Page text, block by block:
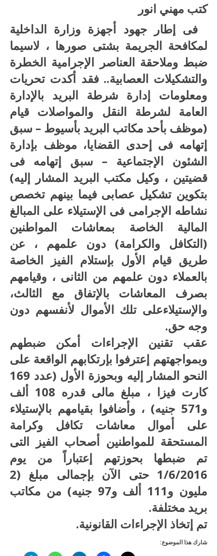
تخصص
نشاطه
فى
سرقة
أموال
أصحاب
معاشات
مغلقة
كتب مهني انور
فى إطار جهود أجهزة وزارة الداخلية
لمكافحة الجريمة بشتى صورها ، لاسيما
ضبط وملاحقة العناصر الإجرامية الخطرة
والتشكيلات العصابية.. فقد أكدت تحريات
ومعلومات إدارة شرطة البريد بالإدارة
العامة لشرطة النقل والمواصلات قيام
(موظف بأحد مكاتب البريد بأسيوط – سبق
إتهامه فى إحدى القضايا، موظف بإدارة
الشئون الإجتماعية – سبق إتهامه فى
قضيتين ، وكيل مكتب البريد المشار إليه)
بتكوين تشكيل عصابى فيما بينهم تخصص
نشاطه الإجرامى فى الإستيلاء على المبالغ
المالية الخاصة بمعاشات المواطنين
(التكافل والكرامة) دون علمهم ، عن
طريق قيام الأول بإستلام الفيز الخاصة
بالعملاء دون علمهم من الثانى ، وقيامهم
بصرف المعاشات بالإتفاق مع الثالث،
والإستيلاءعلى تلك الأموال لأنفسهم دون
وجه حق.
عقب تقنين الإجراءات أمكن ضبطهم
وبمواجهتهم إعترفوا بإرتكابهم الواقعة على
النحو المشار إليه وبحوزة الأول (عدد 169
كارت فيزا ، مبلغ مالى قدره 108 ألف
و571 جنيه) ، وأضافوا بقيامهم بالإستيلاء
على أموال معاشات تكافل وكرامة
المستحقة للمواطنين أصحاب الفيز التى
تم ضبطها بحوزتهم إعتباراً من يوم
1/6/2016 حتى الآن بإجمالى مبلغ (2
مليون و111 ألف و97 جنيه) من مكاتب
بريد مختلفة.
تم إتخاذ الإجراءات القانونية.
شارك هذا الموضوع: